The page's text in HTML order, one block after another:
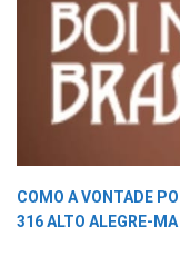
COMO A VONTADE
316 ALTO ALEGRE-